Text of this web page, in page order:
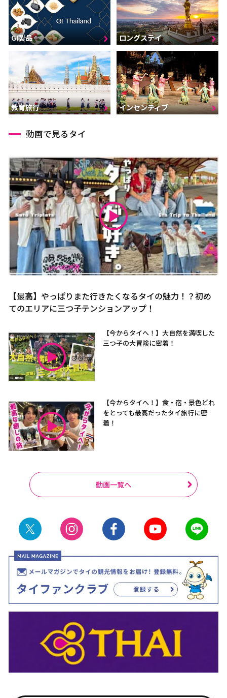
GI製品 ロングステイ
教育旅行 インセンティブ
動画で見るタイ
【最高】やっぱりまた行きたくなるタイの魅力！？初め
てのエリアに三つ子テンションアップ！
【今からタイへ！】大自然を満喫した
三つ子の大冒険に密着！
【今からタイへ！】食・宿・景色どれ
をとっても最高だったタイ旅行に密
着！
動画一覧へ